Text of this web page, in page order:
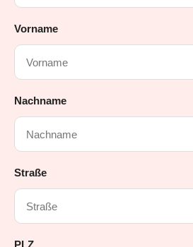
Vorname
Nachname
Straße
PLZ